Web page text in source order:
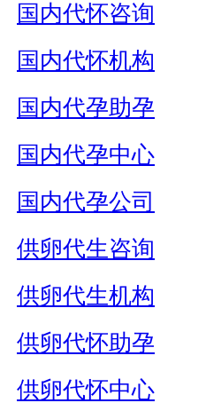
国内代怀咨询
国内代怀机构
国内代孕助孕
国内代孕中心
国内代孕公司
供卵代生咨询
供卵代生机构
供卵代怀助孕
供卵代怀中心